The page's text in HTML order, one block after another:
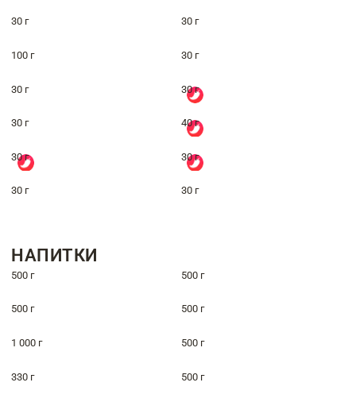
30 г 30 г
100 г 30 г
30 г 30 г
30 г 40 г
30 г 30 г
30 г 30 г
НАПИТКИ
500 г 500 г
500 г 500 г
1 000 г 500 г
330 г 500 г